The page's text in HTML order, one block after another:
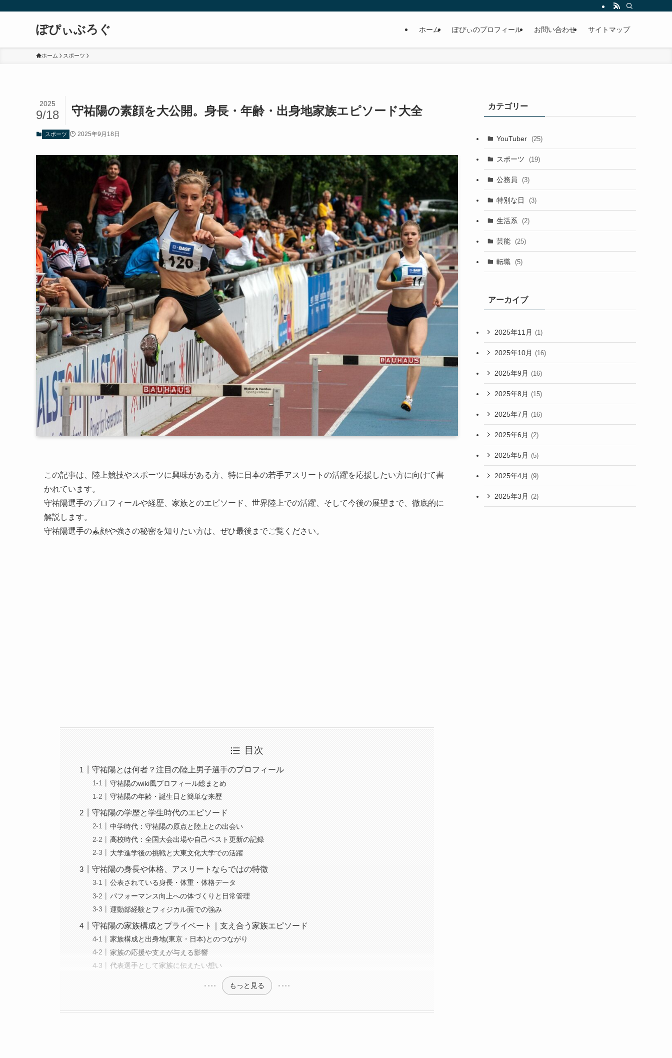
ぽぴぃぶろぐ ホーム ぽぴぃのプロフィール お問い合わせ サイトマップ
ホーム スポーツ
守祐陽の素顔を大公開。身長・年齢・出身地家族エピソード大全
2025
9/18
スポーツ 2025年9月18日
この記事は、陸上競技やスポーツに興味がある方、特に日本の若手アスリートの活躍を応援したい方に向けて書
かれています。
守祐陽選手のプロフィールや経歴、家族とのエピソード、世界陸上での活躍、そして今後の展望まで、徹底的に
解説します。
守祐陽選手の素顔や強さの秘密を知りたい方は、ぜひ最後までご覧ください。
目次
守祐陽とは何者？注目の陸上男子選手のプロフィール
守祐陽のwiki風プロフィール総まとめ
守祐陽の年齢・誕生日と簡単な来歴
守祐陽の学歴と学生時代のエピソード
中学時代：守祐陽の原点と陸上との出会い
高校時代：全国大会出場や自己ベスト更新の記録
大学進学後の挑戦と大東文化大学での活躍
守祐陽の身長や体格、アスリートならではの特徴
公表されている身長・体重・体格データ
パフォーマンス向上への体づくりと日常管理
運動部経験とフィジカル面での強み
守祐陽の家族構成とプライベート｜支え合う家族エピソード
家族構成と出身地(東京・日本)とのつながり
家族の応援や支えが与える影響
代表選手として家族に伝えたい想い
もっと見る
カテゴリー
YouTuber (25)
スポーツ (19)
公務員 (3)
特別な日 (3)
生活系 (2)
芸能 (25)
転職 (5)
アーカイブ
2025年11月 (1)
2025年10月 (16)
2025年9月 (16)
2025年8月 (15)
2025年7月 (16)
2025年6月 (2)
2025年5月 (5)
2025年4月 (9)
2025年3月 (2)